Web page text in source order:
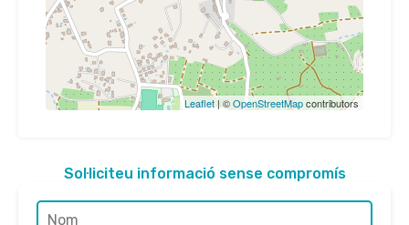
Leaflet| ©OpenStreetMapcontributors
Sol·liciteu informació sense compromís